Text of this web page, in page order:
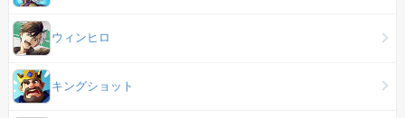
ウィンヒロ
キングショット